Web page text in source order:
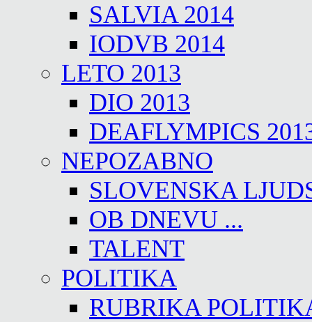
SALVIA 2014
IODVB 2014
LETO 2013
DIO 2013
DEAFLYMPICS
NEPOZABNO
SLOVENSKA
OB DNEVU ...
TALENT
POLITIKA
RUBRIKA